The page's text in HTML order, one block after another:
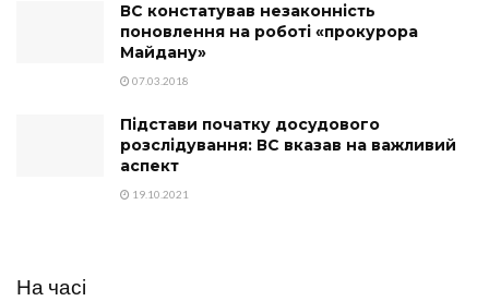
ВС констатував незаконність
поновлення на роботі «прокурора
Майдану»
07.03.2018
Підстави початку досудового
розслідування: ВС вказав на важливий
аспект
19.10.2021
На часі